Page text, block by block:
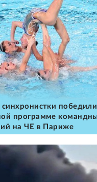
cинхронистки
программе
на ЧЕ в Париже